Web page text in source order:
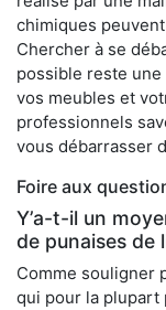
chimiques
Chercher à se
possible reste
vos meubles et
professionnels
vous débarrasser
Foire aux
Y’a-t-il un
de punaises de
Comme souligner
qui pour la plupart